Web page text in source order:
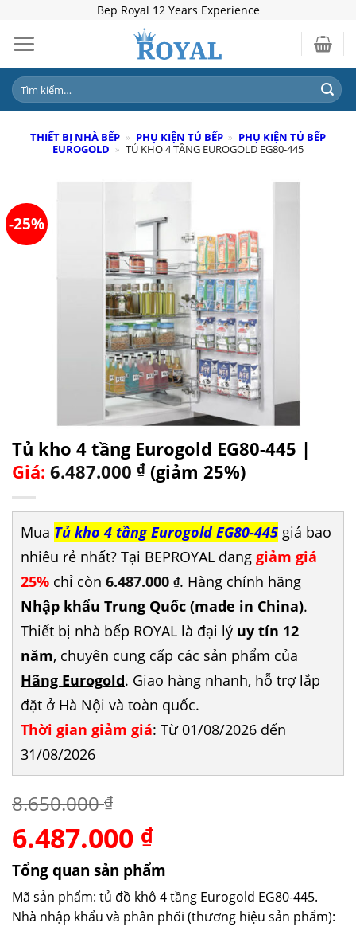
content
Bep Royal 12 Years Experience
Tìm
kiếm:
THIẾT BỊ NHÀ BẾP » PHỤ KIỆN TỦ BẾP » PHỤ KIỆN TỦ BẾP
EUROGOLD » TỦ KHO 4 TẦNG EUROGOLD EG80-445
-25%
Tủ kho 4 tầng Eurogold EG80-445 |
Giá: 6.487.000 ₫ (giảm 25%)
Mua Tủ kho 4 tầng Eurogold EG80-445 giá bao
nhiêu rẻ nhất? Tại BEPROYAL đang giảm giá
25% chỉ còn 6.487.000 ₫. Hàng chính hãng
Nhập khẩu Trung Quốc (made in China).
Thiết bị nhà bếp ROYAL là đại lý uy tín 12
năm, chuyên cung cấp các sản phẩm của
Hãng Eurogold. Giao hàng nhanh, hỗ trợ lắp
đặt ở Hà Nội và toàn quốc.
Thời gian giảm giá: Từ 01/08/2026 đến
31/08/2026
8.650.000₫
Giá
gốc
là:
8.650.000 ₫.
6.487.000 ₫Giá
tại
là:
6.487.000 ₫.
Tổng quan sản phẩm
Mã sản phẩm: tủ đồ khô 4 tầng Eurogold EG80-445.
Nhà nhập khẩu và phân phối (thương hiệu sản phẩm):